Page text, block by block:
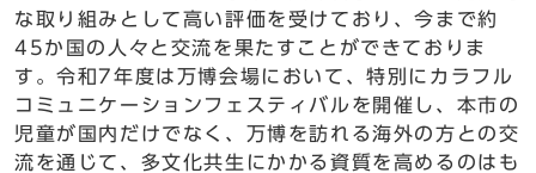
な取り組みとして高い評価を受けており、今まで約
45か国の人々と交流を果たすことができておりま
す。令和7年度は万博会場において、特別にカラフル
コミュニケーションフェスティバルを開催し、本市の
児童が国内だけでなく、万博を訪れる海外の方との交
流を通じて、多文化共生にかかる資質を高めるのはも